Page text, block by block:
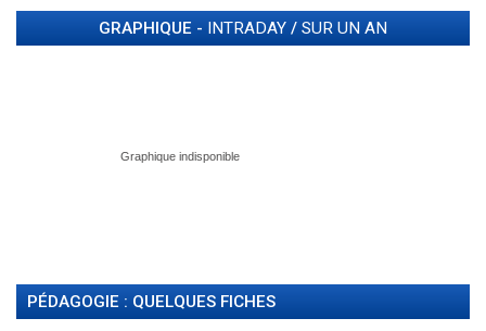
GRAPHIQUE - INTRADAY / SUR UN AN
PÉDAGOGIE : QUELQUES FICHES